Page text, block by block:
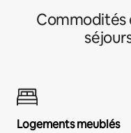
Commodités
Logements meublés